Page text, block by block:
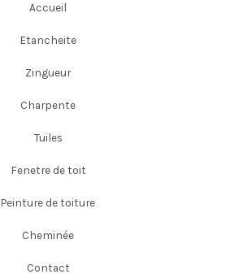
Accueil
Etancheite
Zingueur
Charpente
Tuiles
Fenetre de toit
Peinture de toiture
Cheminée
Contact